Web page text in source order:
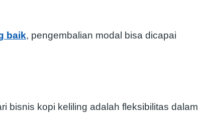
baik, pengembalian modal bisa dicapai
bisnis kopi keliling adalah fleksibilitas dalam